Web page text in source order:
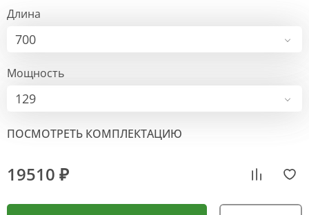
Длина
700
Мощность
129
ПОСМОТРЕТЬ КОМПЛЕКТАЦИЮ
19510 ₽